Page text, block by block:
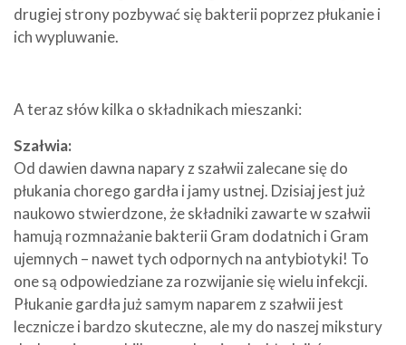
drugiej strony pozbywać się bakterii poprzez płukanie i
ich wypluwanie.
A teraz słów kilka o składnikach mieszanki:
Szałwia:
Od dawien dawna napary z szałwii zalecane się do
płukania chorego gardła i jamy ustnej. Dzisiaj jest już
naukowo stwierdzone, że składniki zawarte w szałwii
hamują rozmnażanie bakterii Gram dodatnich i Gram
ujemnych – nawet tych odpornych na antybiotyki! To
one są odpowiedziane za rozwijanie się wielu infekcji.
Płukanie gardła już samym naparem z szałwii jest
lecznicze i bardzo skuteczne, ale my do naszej mikstury